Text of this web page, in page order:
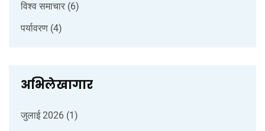
विश्व समाचार (6)
पर्यावरण (4)
अभिलेखागार
जुलाई 2026 (1)